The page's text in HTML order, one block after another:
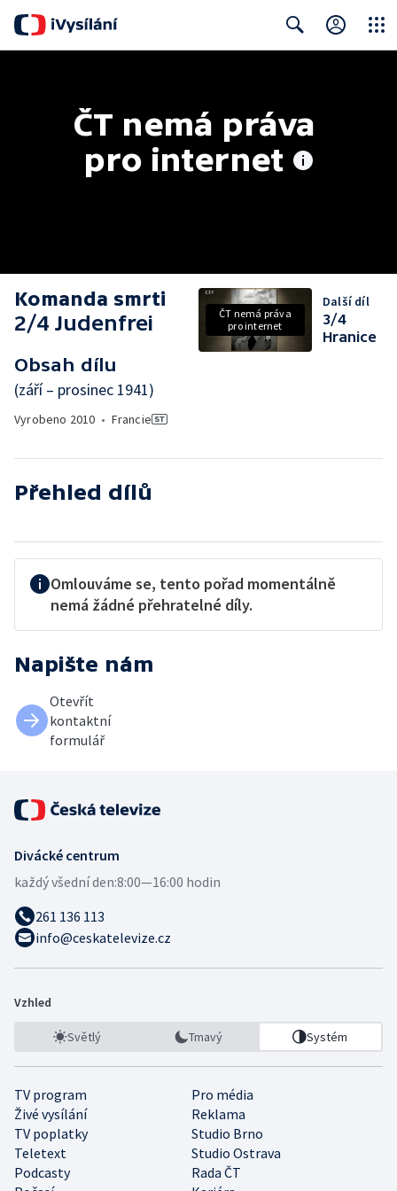
ČT nemá práva
pro internet
Komanda smrti
2/4 Judenfrei
Obsah dílu
(září – prosinec 1941)
Vyrobeno 2010 • Francie
ČT nemá práva
pro internet
Další díl
3/4
Hranice
Přehled dílů
Omlouváme se, tento pořad momentálně
nemá žádné přehratelné díly.
Napište nám
Otevřít
kontaktní
formulář
Divácké centrum
každý všední den:8:00—16:00 hodin
261 136 113
info@ceskatelevize.cz
Vzhled
Světlý Tmavý Systém
TV program
Pro média
Živé vysílání
Reklama
TV poplatky
Studio Brno
Teletext
Studio Ostrava
Podcasty
Rada ČT